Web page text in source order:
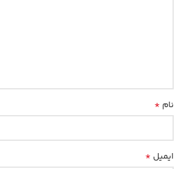
نام *
ایمیل *